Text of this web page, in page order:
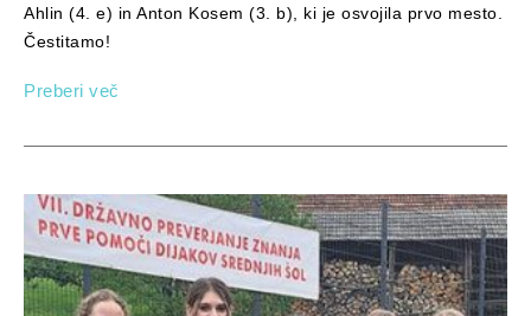
Ahlin (4. e) in Anton Kosem (3. b), ki je osvojila prvo mesto.
Čestitamo!
Preberi več